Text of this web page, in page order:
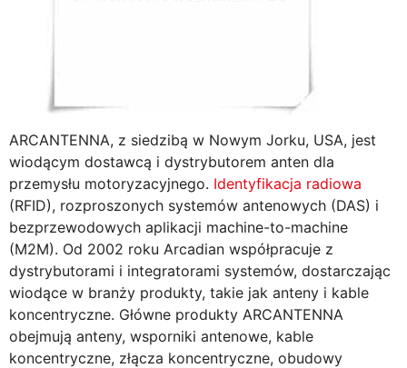
ARCANTENNA, z siedzibą w Nowym Jorku, USA, jest
wiodącym dostawcą i dystrybutorem anten dla
przemysłu motoryzacyjnego. Identyfikacja radiowa
(RFID), rozproszonych systemów antenowych (DAS) i
bezprzewodowych aplikacji machine-to-machine
(M2M). Od 2002 roku Arcadian współpracuje z
dystrybutorami i integratorami systemów, dostarczając
wiodące w branży produkty, takie jak anteny i kable
koncentryczne. Główne produkty ARCANTENNA
obejmują anteny, wsporniki antenowe, kable
koncentryczne, złącza koncentryczne, obudowy